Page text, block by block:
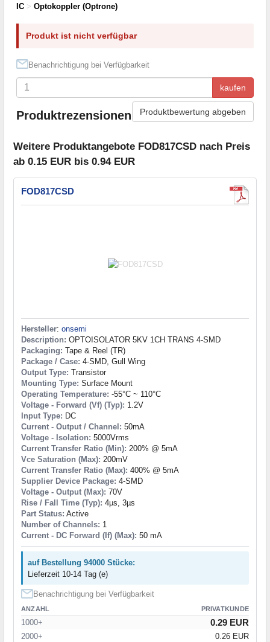
IC > Optokoppler (Optrone)
Produkt ist nicht verfügbar
Benachrichtigung bei Verfügbarkeit
kaufen
Produktrezensionen Produktbewertung abgeben
Weitere Produktangebote FOD817CSD nach Preis
ab 0.15 EUR bis 0.94 EUR
FOD817CSD
Hersteller: onsemi
Description: OPTOISOLATOR 5KV 1CH TRANS 4-SMD
Packaging: Tape & Reel (TR)
Package / Case: 4-SMD, Gull Wing
Output Type: Transistor
Mounting Type: Surface Mount
Operating Temperature: -55°C ~ 110°C
Voltage - Forward (Vf) (Typ): 1.2V
Input Type: DC
Current - Output / Channel: 50mA
Voltage - Isolation: 5000Vrms
Current Transfer Ratio (Min): 200% @ 5mA
Vce Saturation (Max): 200mV
Current Transfer Ratio (Max): 400% @ 5mA
Supplier Device Package: 4-SMD
Voltage - Output (Max): 70V
Rise / Fall Time (Typ): 4µs, 3µs
Part Status: Active
Number of Channels: 1
Current - DC Forward (If) (Max): 50 mA
auf Bestellung 94000 Stücke:
Lieferzeit 10-14 Tag (e)
Benachrichtigung bei Verfügbarkeit
ANZAHL PRIVATKUNDE
1000+ 0.29 EUR
2000+ 0.26 EUR